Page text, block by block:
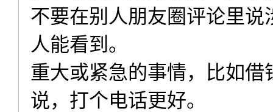
不要在别人朋友圈评论里
人能看到。
重大或紧急的事情，比如
说，打个电话更好。